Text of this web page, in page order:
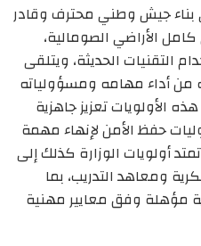
بناء جيش وطني محترف وقادر
الأراضي الصومالية،
التقنيات الحديثة، ويتلقى
أداء مهامه ومسؤولياته
الأولويات تعزيز جاهزية
حفظ الأمن لإنهاء مهمة
أولويات الوزارة كذلك إلى
ومعاهد التدريب، بما
مؤهلة وفق معايير مهنية